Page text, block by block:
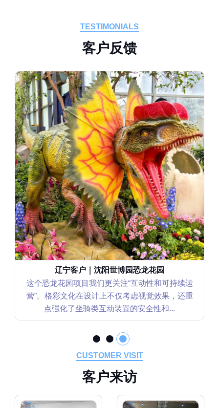
TESTIMONIALS
客户反馈
辽宁客户｜沈阳世博园恐龙花园
这个恐龙花园项目我们更关注“互动性和可持续运
营”。格彩文化在设计上不仅考虑视觉效果，还重
点强化了坐骑类互动装置的安全性和...
CUSTOMER VISIT
客户来访